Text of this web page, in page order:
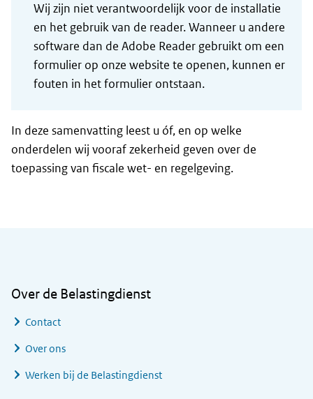
Wij zijn niet verantwoordelijk voor de installatie
en het gebruik van de reader. Wanneer u andere
software dan de Adobe Reader gebruikt om een
formulier op onze website te openen, kunnen er
fouten in het formulier ontstaan.
In deze samenvatting leest u óf, en op welke
onderdelen wij vooraf zekerheid geven over de
toepassing van fiscale wet- en regelgeving.
Over de Belastingdienst
Contact
Over ons
Werken bij de Belastingdienst